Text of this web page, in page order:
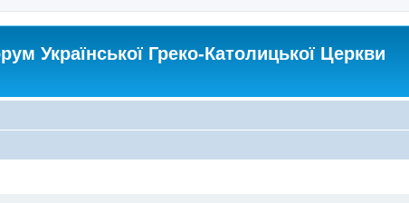
Української Греко-Католицької Церкви